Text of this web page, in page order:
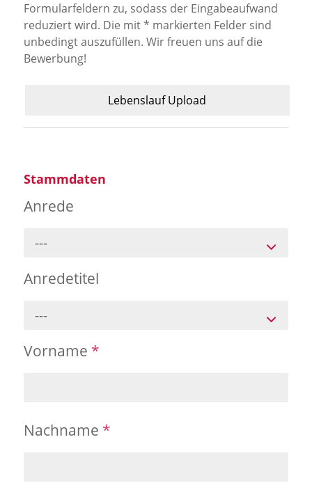
bbw als Arbeitgeber
Jobportal
Presse und Medien
Presse
News Archiv
Formularfeldern zu, sodass der Eingabeaufwand
reduziert wird. Die mit * markierten Felder sind
unbedingt auszufüllen. Wir freuen uns auf die
Bewerbung!
Lebenslauf Upload
Stammdaten
Anrede
---
Anredetitel
---
Vorname *
Nachname *